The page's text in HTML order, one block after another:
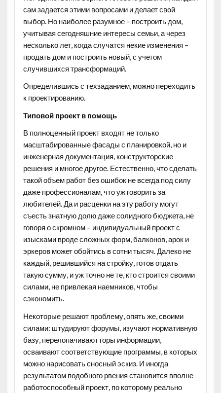
сам задается этими вопросами и делает свой
выбор. Но наиболее разумное – построить дом,
учитывая сегодняшние интересы семьи, а через
несколько лет, когда случатся некие изменения –
продать дом и построить новый, с учетом
случившихся трансформаций.
Определившись с техзаданием, можно переходить
к проектированию.
Типовой проект в помощь
В полноценный проект входят не только
масштабированные фасады с планировкой, но и
инженерная документация, конструкторские
решения и многое другое. Естественно, что сделать
такой объем работ без ошибок не всегда под силу
даже профессионалам, что уж говорить за
любителей. Да и расценки на эту работу могут
съесть знатную долю даже солидного бюджета, не
говоря о скромном – индивидуальный проект с
изысками вроде сложных форм, балконов, арок и
эркеров может обойтись в сотни тысяч. Далеко не
каждый, решившийся на стройку, готов отдать
такую сумму, и уж точно не те, кто строится своими
силами, не привлекая наемников, чтобы
сэкономить.
Некоторые решают проблему, опять же, своими
силами: штудируют форумы, изучают нормативную
базу, перелопачивают горы информации,
осваивают соответствующие программы, в которых
можно нарисовать сносный эскиз. И иногда
результатом подобного рвения становится вполне
работоспособный проект, по которому реально